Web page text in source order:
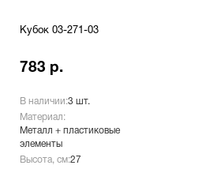
Кубок 03-271-03
783 р.
В наличии:3 шт.
Материал:
Металл + пластиковые
элементы
Высота, см:27